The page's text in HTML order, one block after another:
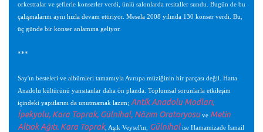
orkestralar ve şeflerle konserler verdi, ünlü salonlarda resitaller sundu. Bugün de bu
çalışmalarını aynı hızla devam ettiriyor. Mesela 2008 yılında 130 konser verdi. Bu,
üç günde bir konser anlamına geliyor.
***
Say'ın besteleri ve albümleri tamamıyla Avrupa müziğinin bir parçası değil. Hatta
Anadolu kültürünü yansıtanlar daha ön planda. Toplumsal sorunlarla etkileşim
içindeki yapıtlarını da unutmamak lazım; Antik Anadolu Modları,
İpekyolu, Kara Toprak, Gülnihal, Nâzım Oratoryosuve Metin
Altıok Ağıtı. Kara Toprak, Aşık Veysel'in, Gülnihalise Hamamizade İsmail